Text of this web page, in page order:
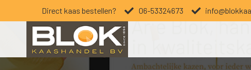
Direct kaas bestellen? 06-53324673